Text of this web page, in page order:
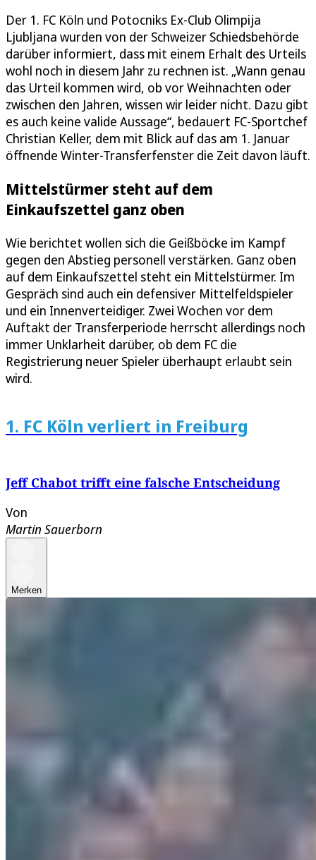
Der 1. FC Köln und Potocniks Ex-Club Olimpija
Ljubljana wurden von der Schweizer Schiedsbehörde
darüber informiert, dass mit einem Erhalt des Urteils
wohl noch in diesem Jahr zu rechnen ist. „Wann genau
das Urteil kommen wird, ob vor Weihnachten oder
zwischen den Jahren, wissen wir leider nicht. Dazu gibt
es auch keine valide Aussage“, bedauert FC-Sportchef
Christian Keller, dem mit Blick auf das am 1. Januar
öffnende Winter-Transferfenster die Zeit davon läuft.
Mittelstürmer steht auf dem
Einkaufszettel ganz oben
Wie berichtet wollen sich die Geißböcke im Kampf
gegen den Abstieg personell verstärken. Ganz oben
auf dem Einkaufszettel steht ein Mittelstürmer. Im
Gespräch sind auch ein defensiver Mittelfeldspieler
und ein Innenverteidiger. Zwei Wochen vor dem
Auftakt der Transferperiode herrscht allerdings noch
immer Unklarheit darüber, ob dem FC die
Registrierung neuer Spieler überhaupt erlaubt sein
wird.
1. FC Köln verliert in Freiburg
Jeff Chabot trifft eine falsche Entscheidung
Von
Martin Sauerborn
Merken